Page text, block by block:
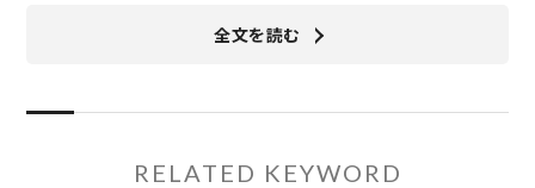
全文を読む
RELATED KEYWORD